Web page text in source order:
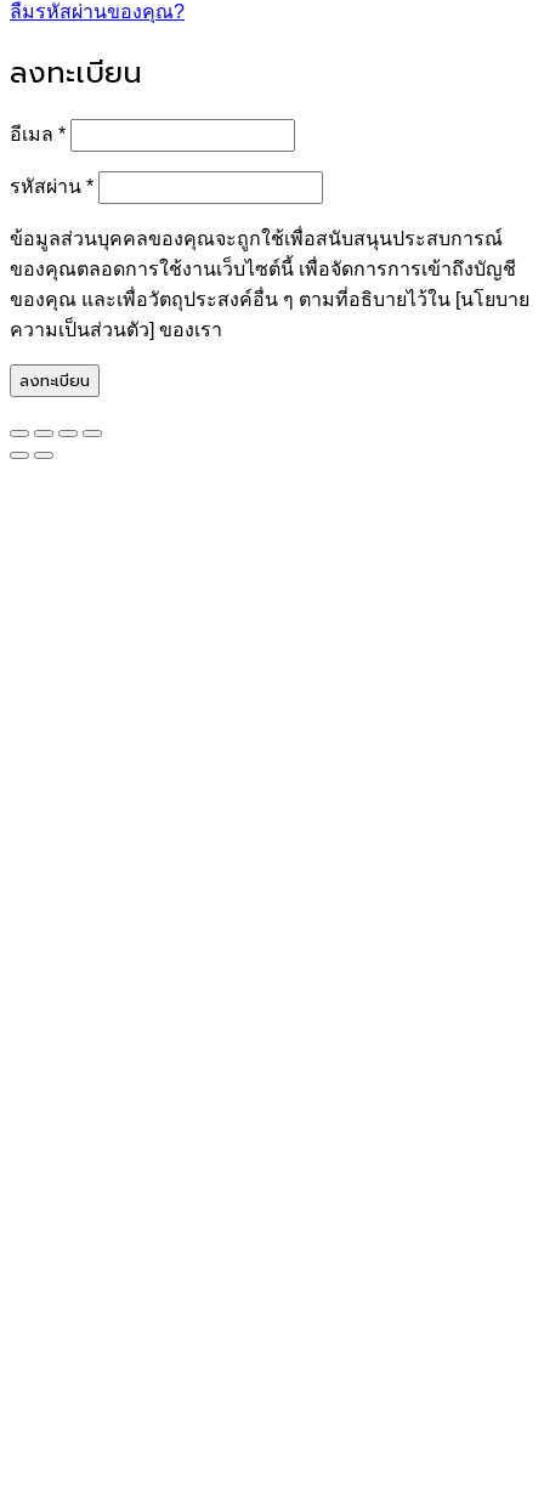
ลืมรหัสผ่านของคุณ?
ลงทะเบียน
อีเมล *ต้องการ
รหัสผ่าน *ต้องการ
ข้อมูลส่วนบุคคลของคุณจะถูกใช้เพื่อสนับสนุนประสบการณ์
ของคุณตลอดการใช้งานเว็บไซต์นี้ เพื่อจัดการการเข้าถึงบัญชี
ของคุณ และเพื่อวัตถุประสงค์อื่น ๆ ตามที่อธิบายไว้ใน [นโยบาย
ความเป็นส่วนตัว] ของเรา
ลงทะเบียน